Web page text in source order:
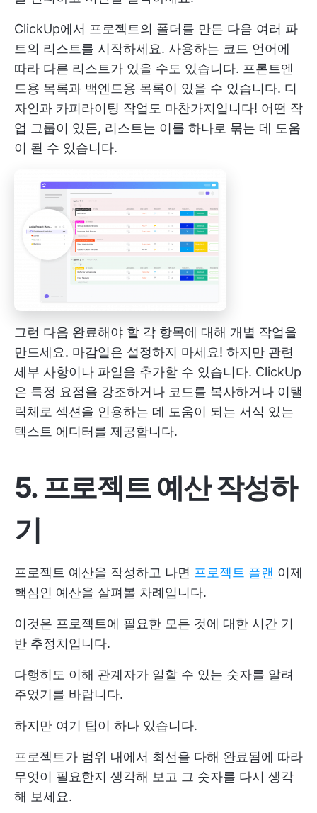
ClickUp에서 프로젝트의 폴더를 만든 다음 여러 파
트의 리스트를 시작하세요. 사용하는 코드 언어에
따라 다른 리스트가 있을 수도 있습니다. 프론트엔
드용 목록과 백엔드용 목록이 있을 수 있습니다. 디
자인과 카피라이팅 작업도 마찬가지입니다! 어떤 작
업 그룹이 있든, 리스트는 이를 하나로 묶는 데 도움
이 될 수 있습니다.
그런 다음 완료해야 할 각 항목에 대해 개별 작업을
만드세요. 마감일은 설정하지 마세요! 하지만 관련
세부 사항이나 파일을 추가할 수 있습니다. ClickUp
은 특정 요점을 강조하거나 코드를 복사하거나 이탤
릭체로 섹션을 인용하는 데 도움이 되는 서식 있는
텍스트 에디터를 제공합니다.
5. 프로젝트 예산 작성하
기
프로젝트 예산을 작성하고 나면 프로젝트 플랜 이제
핵심인 예산을 살펴볼 차례입니다.
이것은 프로젝트에 필요한 모든 것에 대한 시간 기
반 추정치입니다.
다행히도 이해 관계자가 일할 수 있는 숫자를 알려
주었기를 바랍니다.
하지만 여기 팁이 하나 있습니다.
프로젝트가 범위 내에서 최선을 다해 완료됨에 따라
무엇이 필요한지 생각해 보고 그 숫자를 다시 생각
해 보세요.